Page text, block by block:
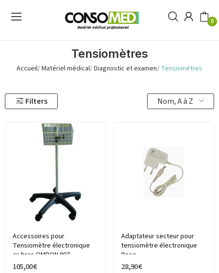
0
Tensiomètres
Accueil Matériel médical Diagnostic et examen Tensiomètres
Filters Nom, A à Z
Accessoires pour
Tensiomètre électronique
au bras OMRON 907
MODELE...
105,00 €
Adaptateur secteur pour
tensiomètre électronique
Boso
28,90 €